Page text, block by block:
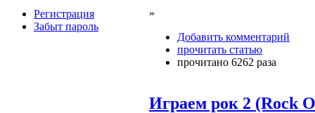
Регистрация
Забыт пароль
»
Добавить комментарий
прочитать статью
прочитано 6262 раза
Играем рок 2 (Rock